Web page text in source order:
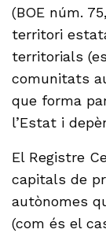
(BOE núm.
territori
territorials
comunitats
que forma
l’Estat i
El Registre
capitals de
autònomes
(com és el